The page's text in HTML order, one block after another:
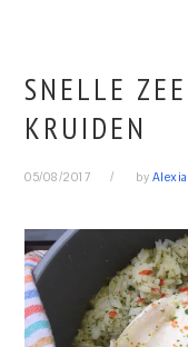
SNELLE
KRUIDEN
05/08/2017 by Alexia